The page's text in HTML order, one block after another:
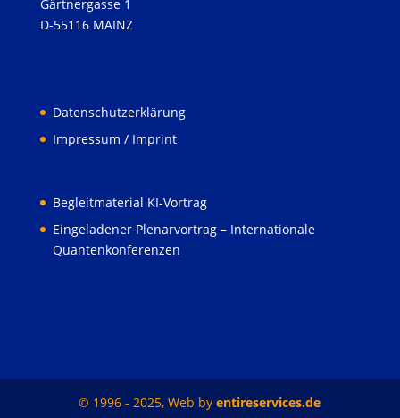
Gärtnergasse 1
D-55116 MAINZ
Datenschutzerklärung
Impressum / Imprint
Begleitmaterial KI-Vortrag
Eingeladener Plenarvortrag – Internationale
Quantenkonferenzen
© 1996 - 2025, Web byentireservices.de